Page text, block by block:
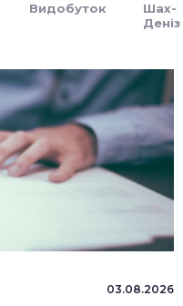
Видобуток
Шах-
Деніз
03.08.2026